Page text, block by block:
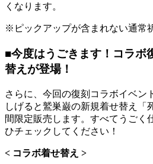
くなります。
※ピックアップが含まれない通常
■今度はうごきます！コラボ
替えが登場！
さらに、今回の復刻コラボイベン
しげると鷲巣巌の新規着せ替え「
間限定販売します。すべてうごく
ひチェックしてください！
< コラボ着せ替え >